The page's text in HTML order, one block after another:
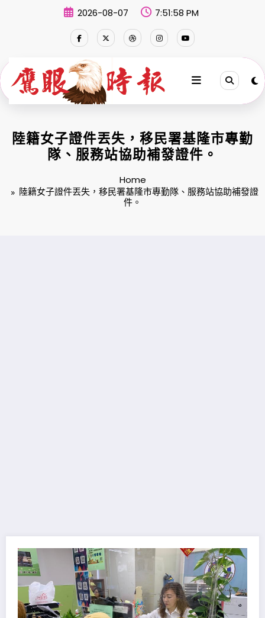
2026-08-07 7:51:59 PM
陸籍女子證件丟失，移民署基隆市專勤
隊、服務站協助補發證件。
Home
陸籍女子證件丟失，移民署基隆市專勤隊、服務站協助補發證
件。